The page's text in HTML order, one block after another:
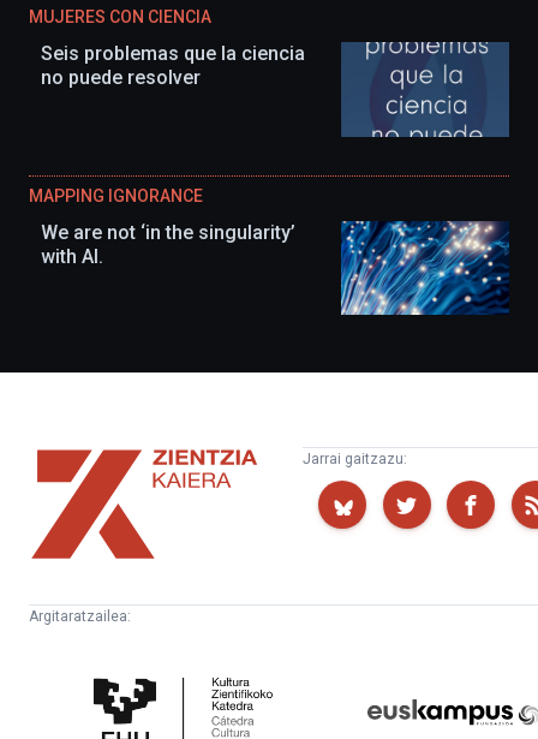
MUJERES CON CIENCIA
Seis problemas que la ciencia
no puede resolver
MAPPING IGNORANCE
We are not ‘in the singularity’
with AI.
Zientzia
Kaiera
Jarrai gaitzazu:
Argitaratzailea:
Zientifikoko
Katedra